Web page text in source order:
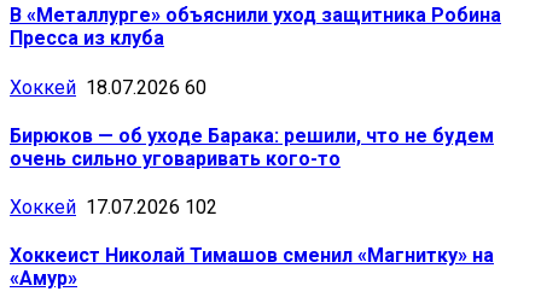
В «Металлурге» объяснили уход защитника Робина
Пресса из клуба
Хоккей 18.07.2026 60
Бирюков — об уходе Барака: решили, что не будем
очень сильно уговаривать кого-то
Хоккей 17.07.2026 102
Хоккеист Николай Тимашов сменил «Магнитку» на
«Амур»